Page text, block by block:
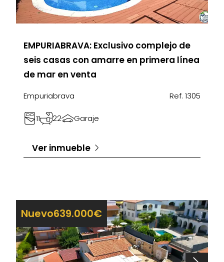
EMPURIABRAVA: Exclusivo complejo de
seis casas con amarre en primera línea
de mar en venta
Empuriabrava Ref. 1305
11 22 Garaje
Ver inmueble
Nuevo639.000€